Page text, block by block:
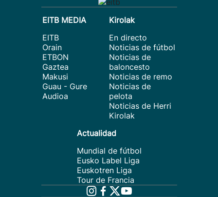
EITB MEDIA
EITB
Orain
ETBON
Gaztea
Makusi
Guau - Gure
Audioa
Kirolak
En directo
Noticias de fútbol
Noticias de
baloncesto
Noticias de remo
Noticias de
pelota
Noticias de Herri
Kirolak
Actualidad
Mundial de fútbol
Eusko Label Liga
Euskotren Liga
Tour de Francia